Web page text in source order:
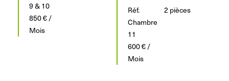
9 & 10
850 € /
Mois
Réf.
Chambre
11
2 pièces
600 € /
Mois